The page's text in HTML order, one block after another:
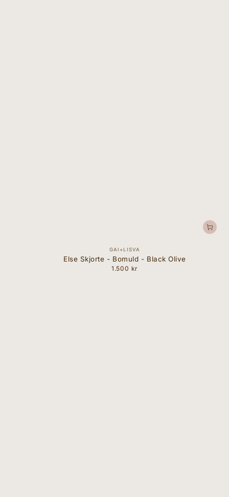
Forhandler:
GAI+LISVA
Else Skjorte - Bomuld - Black Olive
Normal
1.500 kr